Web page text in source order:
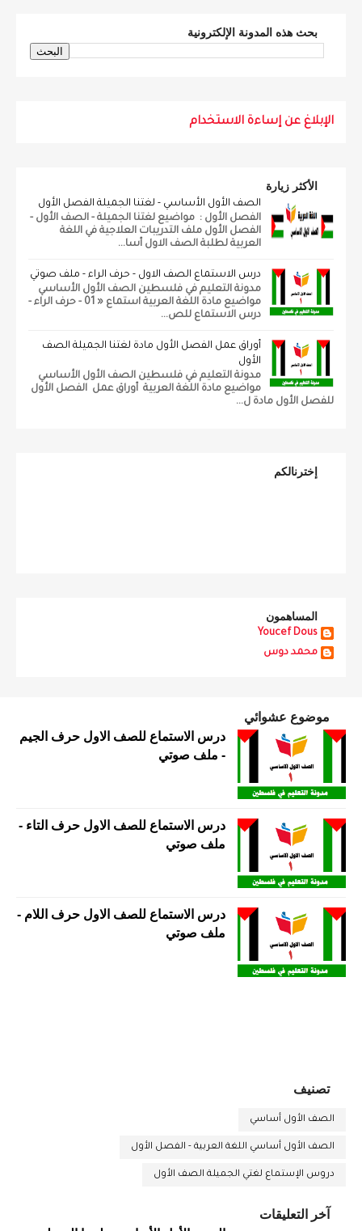
بحث هذه المدونة الإلكترونية
الإبلاغ عن إساءة الاستخدام
الأكثر زيارة
الصف الأول الأساسي - لغتنا الجميلة الفصل الأول
الفصل الأول : مواضيع لغتنا الجميلة - الصف الأول -
الفصل الأول ملف التدريبات العلاجية في اللغة
العربية لطلبة الصف الاول أسا...
درس الاستماع الصف الاول - حرف الراء - ملف صوتي
مدونة التعليم في فلسطين الصف الأول الأساسي
مواضيع مادة اللغة العربية استماع « 01 - حرف الراء -
درس الاستماع للص...
أوراق عمل الفصل الأول مادة لغتنا الجميلة الصف
الأول
مدونة التعليم في فلسطين الصف الأول الأساسي
مواضيع مادة اللغة العربية أوراق عمل الفصل الأول
للفصل الأول مادة ل...
إخترنالكم
المساهمون
Youcef Dous
محمد دوس
موضوع عشوائي
درس الاستماع للصف الاول حرف الجيم
- ملف صوتي
درس الاستماع للصف الاول حرف التاء -
ملف صوتي
درس الاستماع للصف الاول حرف اللام -
ملف صوتي
تصنيف
الصف الأول أساسي
الصف الأول أساسي اللغة العربية - الفصل الأول
دروس الإستماع لغتي الجميلة الصف الأول
آخر التعليقات